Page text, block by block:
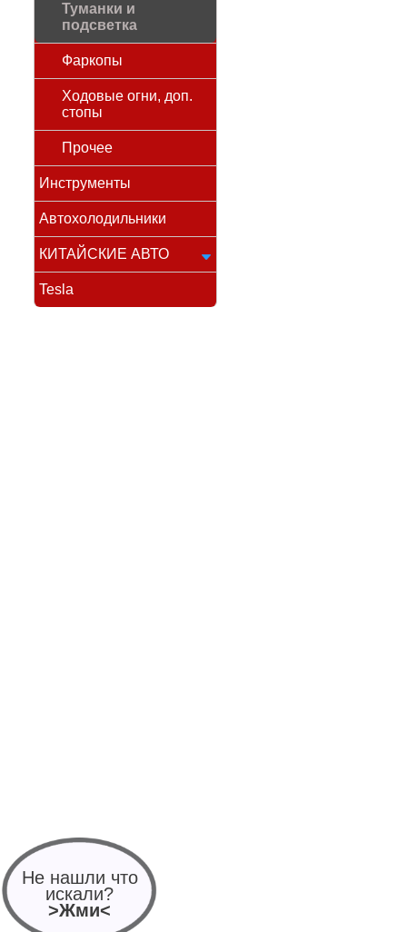
Не нашли что
искали?
>Жми<
Туманки и
подсветка
Фаркопы
Ходовые огни, доп.
стопы
Прочее
Инструменты
Автохолодильники
КИТАЙСКИЕ АВТО
Tesla